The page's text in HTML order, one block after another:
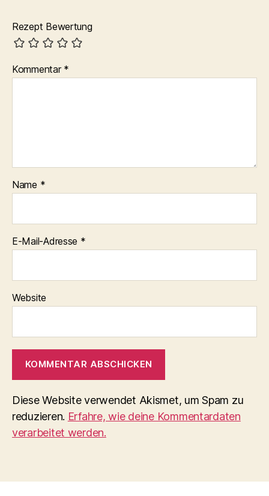
Rezept Bewertung
Kommentar *
Name *
E-Mail-Adresse *
Website
Diese Website verwendet Akismet, um Spam zu
reduzieren. Erfahre, wie deine Kommentardaten
verarbeitet werden.